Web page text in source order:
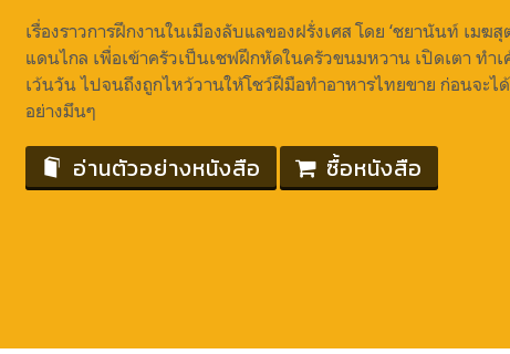
เรื่องราวการฝึกงานในเมืองลับแลของฝรั่งเศส โดย ‘ชยานันท์ เมฆ
แดนไกล เพื่อเข้าครัวเป็นเชฟฝึกหัดในครัวขนมหวาน เปิดเตา ทำ
เว้นวัน ไปจนถึงถูกไหว้วานให้โชว์ฝีมือทำอาหารไทยขาย ก่อนจะ
อย่างมึนๆ
อ่านตัวอย่างหนังสือ ซื้อหนังสือ